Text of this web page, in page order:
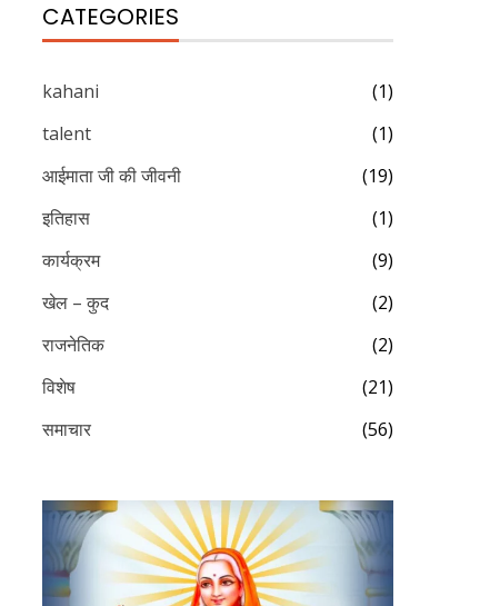
CATEGORIES
kahani
(1)
talent
(1)
आईमाता जी की जीवनी
(19)
इतिहास
(1)
कार्यक्रम
(9)
खेल – कुद
(2)
राजनेतिक
(2)
विशेष
(21)
समाचार
(56)